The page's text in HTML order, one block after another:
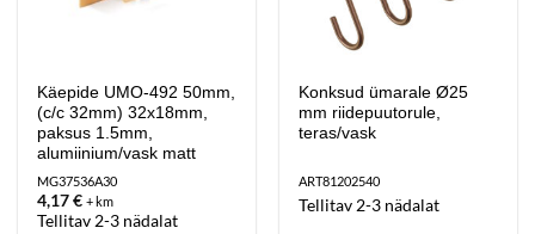
Käepide UMO-492 50mm,
(c/c 32mm) 32x18mm,
paksus 1.5mm,
alumiinium/vask matt
MG37536A30
4,17€ + km
Tellitav 2-3 nädalat
Konksud ümarale Ø25
mm riidepuutorule,
teras/vask
ART81202540
Tellitav 2-3 nädalat